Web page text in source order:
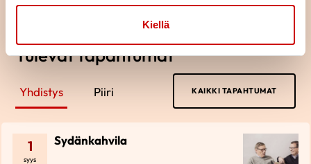
Kiellä
Tulevat tapahtumat
Yhdistys Piiri KAIKKI TAPAHTUMAT
1
syys
Sydänkahvila